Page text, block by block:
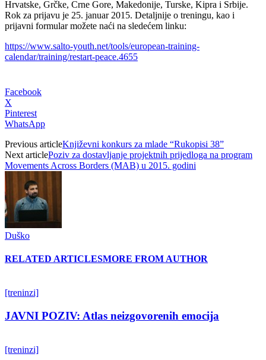
Hrvatske, Grčke, Crne Gore, Makedonije, Turske, Kipra i Srbije.
Rok za prijavu je 25. januar 2015. Detaljnije o treningu, kao i
prijavni formular možete naći na sledećem linku:
https://www.salto-youth.net/tools/european-training-
calendar/training/restart-peace.4655
Facebook
X
Pinterest
WhatsApp
Previous articleKnjiževni konkurs za mlade “Rukopisi 38”
Next articlePoziv za dostavljanje projektnih prijedloga na program
Movements Across Borders (MAB) u 2015. godini
Duško
RELATED ARTICLESMORE FROM AUTHOR
[treninzi]
JAVNI POZIV: Atlas neizgovorenih emocija
[treninzi]